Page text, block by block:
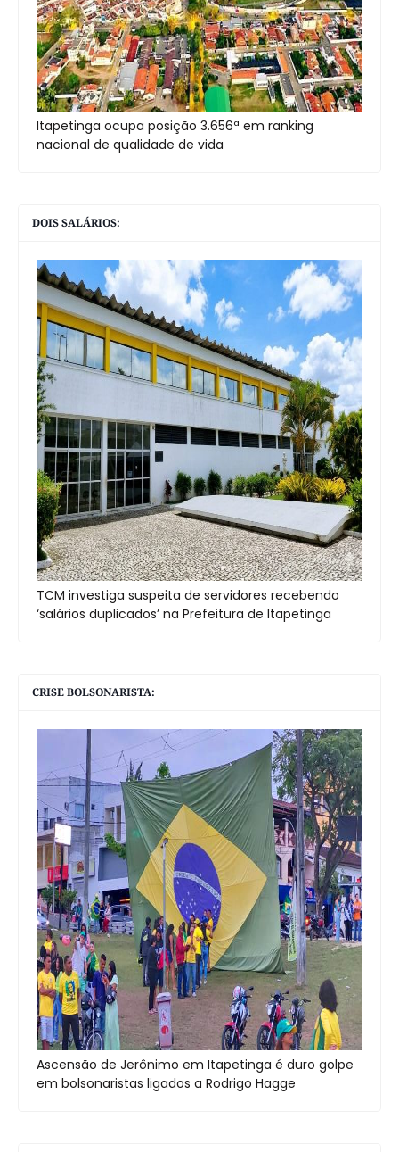
Itapetinga ocupa posição 3.656ª em ranking
nacional de qualidade de vida
DOIS SALÁRIOS:
TCM investiga suspeita de servidores recebendo
‘salários duplicados’ na Prefeitura de Itapetinga
CRISE BOLSONARISTA:
Ascensão de Jerônimo em Itapetinga é duro golpe
em bolsonaristas ligados a Rodrigo Hagge